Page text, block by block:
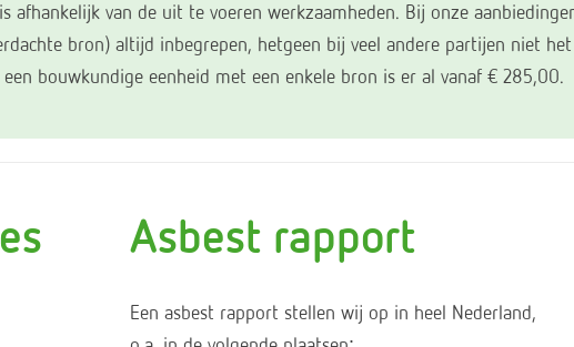
afhankelijk van de uit te voeren werkzaamheden. Bij onze
bron) altijd inbegrepen, hetgeen bij veel andere partijen niet
bouwkundige eenheid met een enkele bron is er al vanaf € 285,00.
Asbest rapport
Een asbest rapport stellen wij op in heel Nederland,